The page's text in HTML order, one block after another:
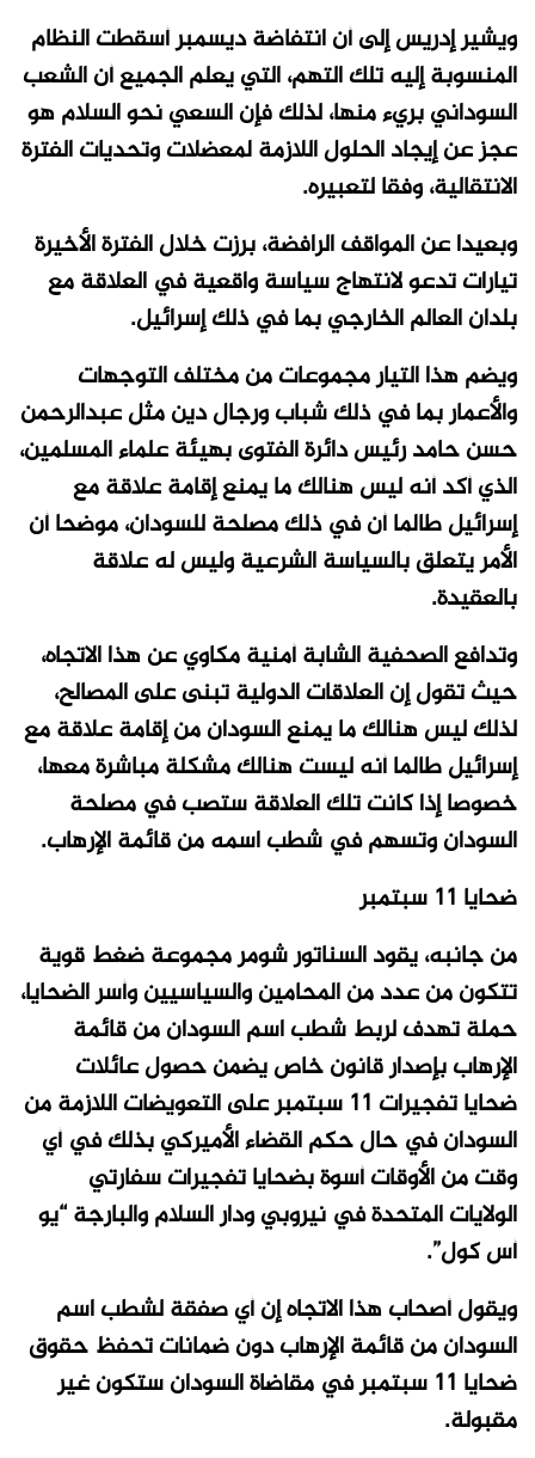
ويشير إدريس إلى أن انتفاضة ديسمبر أسقطت النظام
المنسوبة إليه تلك التهم، التي يعلم الجميع أن الشعب
السوداني بريء منها، لذلك فإن السعي نحو السلام هو
عجز عن إيجاد الحلول اللازمة لمعضلات وتحديات الفترة
الانتقالية، وفقا لتعبيره.
وبعيدا عن المواقف الرافضة، برزت خلال الفترة الأخيرة
تيارات تدعو لانتهاج سياسة واقعية في العلاقة مع
بلدان العالم الخارجي بما في ذلك إسرائيل.
ويضم هذا التيار مجموعات من مختلف التوجهات
والأعمار بما في ذلك شباب ورجال دين مثل عبدالرحمن
حسن حامد رئيس دائرة الفتوى بهيئة علماء المسلمين،
الذي أكد أنه ليس هنالك ما يمنع إقامة علاقة مع
إسرائيل طالما أن في ذلك مصلحة للسودان، موضحا أن
الأمر يتعلق بالسياسة الشرعية وليس له علاقة
بالعقيدة.
وتدافع الصحفية الشابة أمنية مكاوي عن هذا الاتجاه،
حيث تقول إن العلاقات الدولية تبنى على المصالح،
لذلك ليس هنالك ما يمنع السودان من إقامة علاقة مع
إسرائيل طالما أنه ليست هنالك مشكلة مباشرة معها،
خصوصا إذا كانت تلك العلاقة ستصب في مصلحة
السودان وتسهم في شطب اسمه من قائمة الإرهاب.
ضحايا 11 سبتمبر
من جانبه، يقود السناتور شومر مجموعة ضغط قوية
تتكون من عدد من المحامين والسياسيين وأسر الضحايا،
حملة تهدف لربط شطب اسم السودان من قائمة
الإرهاب بإصدار قانون خاص يضمن حصول عائلات
ضحايا تفجيرات 11 سبتمبر على التعويضات اللازمة من
السودان في حال حكم القضاء الأميركي بذلك في أي
وقت من الأوقات أسوة بضحايا تفجيرات سفارتي
الولايات المتحدة في نيروبي ودار السلام والبارجة “يو
أس كول”.
ويقول أصحاب هذا الاتجاه إن أي صفقة لشطب اسم
السودان من قائمة الإرهاب دون ضمانات تحفظ حقوق
ضحايا 11 سبتمبر في مقاضاة السودان ستكون غير
مقبولة.